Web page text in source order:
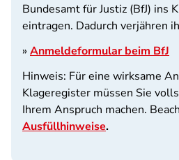
Bundesamt für Justiz (BfJ) ins
eintragen. Dadurch verjähren
» Anmeldeformular beim BfJ
Hinweis: Für eine wirksame
Klageregister müssen Sie
Ihrem Anspruch machen.
Ausfüllhinweise.